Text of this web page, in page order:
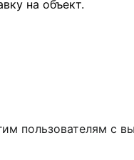
на объект.
пользователям с